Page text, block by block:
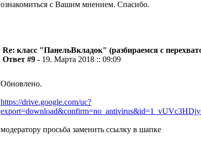
ознакомиться с Вашим мнением. Спасибо.
Re: класс "ПанельВкладок" (разбираемся с
Ответ #9 - 19. Марта 2018 :: 09:09
Обновлено.
https://drive.google.com/uc?
модератору просьба заменить ссылку в шапке